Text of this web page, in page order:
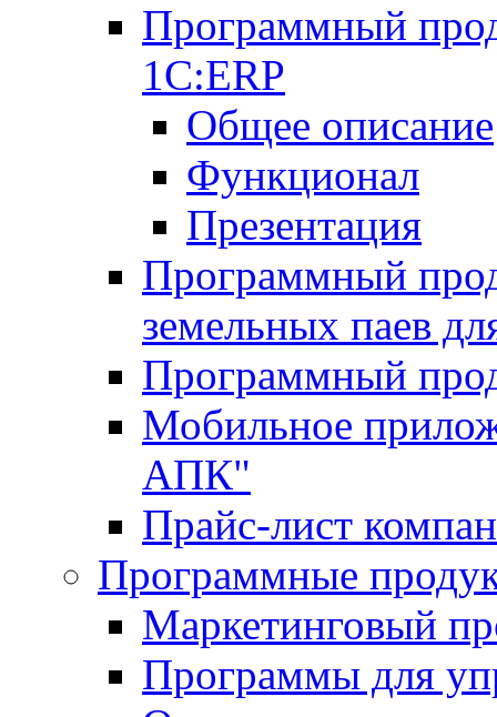
Программный
1С:ERP
Общее описание
Функционал
Презентация
Программный
земельных паев
Программный
Мобильное
АПК"
Прайс-лист
Программные
Маркетинговый
Программы для